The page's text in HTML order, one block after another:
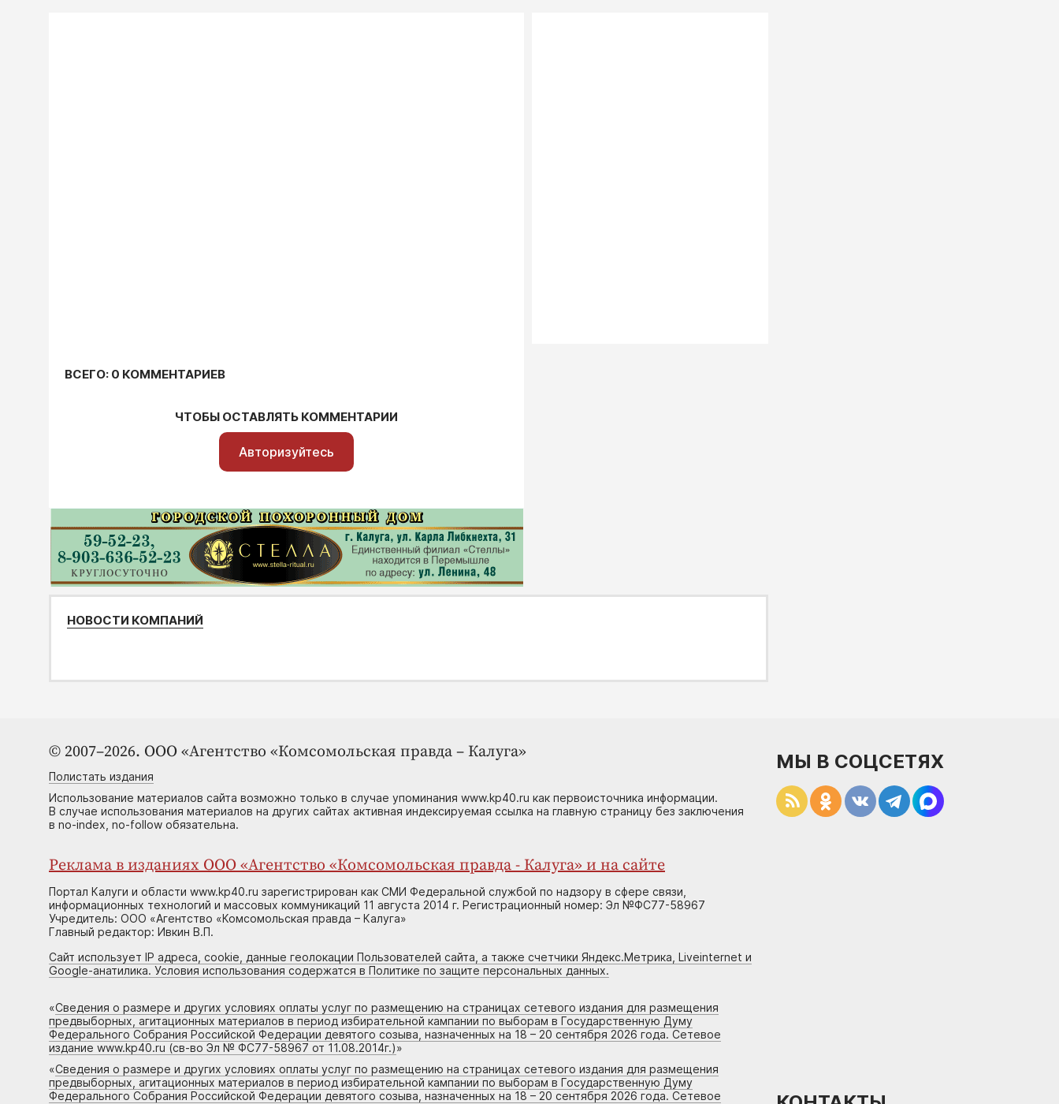
ВСЕГО: 0 КОММЕНТАРИЕВ
ЧТОБЫ ОСТАВЛЯТЬ КОММЕНТАРИИ
Авторизуйтесь
НОВОСТИ КОМПАНИЙ
© 2007–2026. ООО «Агентство «Комсомольская правда – Калуга»
Полистать издания
Использование материалов сайта возможно только в случае упоминания www.kp40.ru как первоисточника информации.
В случае использования материалов на других сайтах активная индексируемая ссылка на главную страницу без заключения
в no-index, no-follow обязательна.
Реклама в изданиях ООО «Агентство «Комсомольская правда - Калуга» и на сайте
Портал Калуги и области www.kp40.ru зарегистрирован как СМИ Федеральной службой по надзору в сфере связи,
информационных технологий и массовых коммуникаций 11 августа 2014 г. Регистрационный номер: Эл №ФС77-58967
Учредитель: ООО «Агентство «Комсомольская правда – Калуга»
Главный редактор: Ивкин В.П.
Сайт использует IP адреса, cookie, данные геолокации Пользователей сайта, а также счетчики Яндекс.Метрика, Liveinternet и
Google-анатилика. Условия использования содержатся в Политике по защите персональных данных.
«Сведения о размере и других условиях оплаты услуг по размещению на страницах сетевого издания для размещения
предвыборных, агитационных материалов в период избирательной кампании по выборам в Государственную Думу
Федерального Собрания Российской Федерации девятого созыва, назначенных на 18 – 20 сентября 2026 года. Сетевое
издание www.kp40.ru (св-во Эл № ФС77-58967 от 11.08.2014г.)»
«Сведения о размере и других условиях оплаты услуг по размещению на страницах сетевого издания для размещения
предвыборных, агитационных материалов в период избирательной кампании по выборам в Государственную Думу
Федерального Собрания Российской Федерации девятого созыва, назначенных на 18 – 20 сентября 2026 года. Сетевое
МЫ В СОЦСЕТЯХ